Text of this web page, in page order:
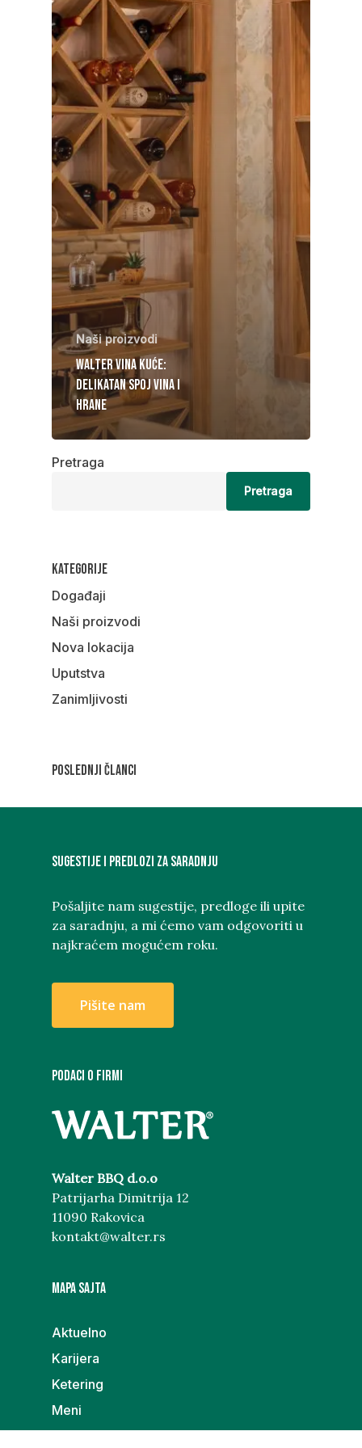
Naši proizvodi
Walter vina kuće:
Delikatan spoj vina i
hrane
Pretraga
Pretraga
Kategorije
Događaji
Naši proizvodi
Nova lokacija
Uputstva
Zanimljivosti
Poslednji članci
Sugestije i predlozi za saradnju
Pošaljite nam sugestije, predloge ili upite
za saradnju, a mi ćemo vam odgovoriti u
najkraćem mogućem roku.
Pišite nam
PODACI O FIRMI
Walter BBQ d.o.o
Patrijarha Dimitrija 12
11090 Rakovica
kontakt@walter.rs
MAPA SAJTA
Aktuelno
Karijera
Ketering
Meni
Poklon galerija